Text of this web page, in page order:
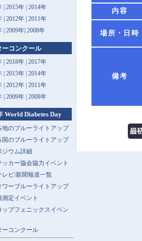
内容
場所・日時
備考
| 2015年| 2014年
| 2012年| 2011年
| 2009年| 2008年
ーコンクール
| 2018年 | 2017年
| 2015年 | 2014年
| 2012年 | 2011年
| 2009年 | 2008年
World Diabetes Day
地のブルーライトアップ
国のブルーライトアップ
ジウム詳細
ッカー協会協力イベント
レビ/新聞報道一覧
ワーブルーライトアップ
測定イベント
ップフェニックスイベン
ーコンクール